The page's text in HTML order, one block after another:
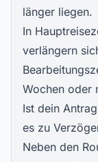
länger liegen.
In
verlängern
Wochen oder
Ist dein
es zu
Neben den